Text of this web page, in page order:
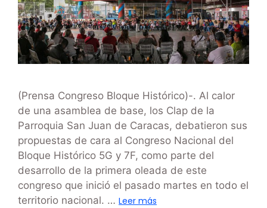
(Prensa Congreso Bloque Histórico)-. Al calor
de una asamblea de base, los Clap de la
Parroquia San Juan de Caracas, debatieron sus
propuestas de cara al Congreso Nacional del
Bloque Histórico 5G y 7F, como parte del
desarrollo de la primera oleada de este
congreso que inició el pasado martes en todo el
territorio nacional. … Leer más